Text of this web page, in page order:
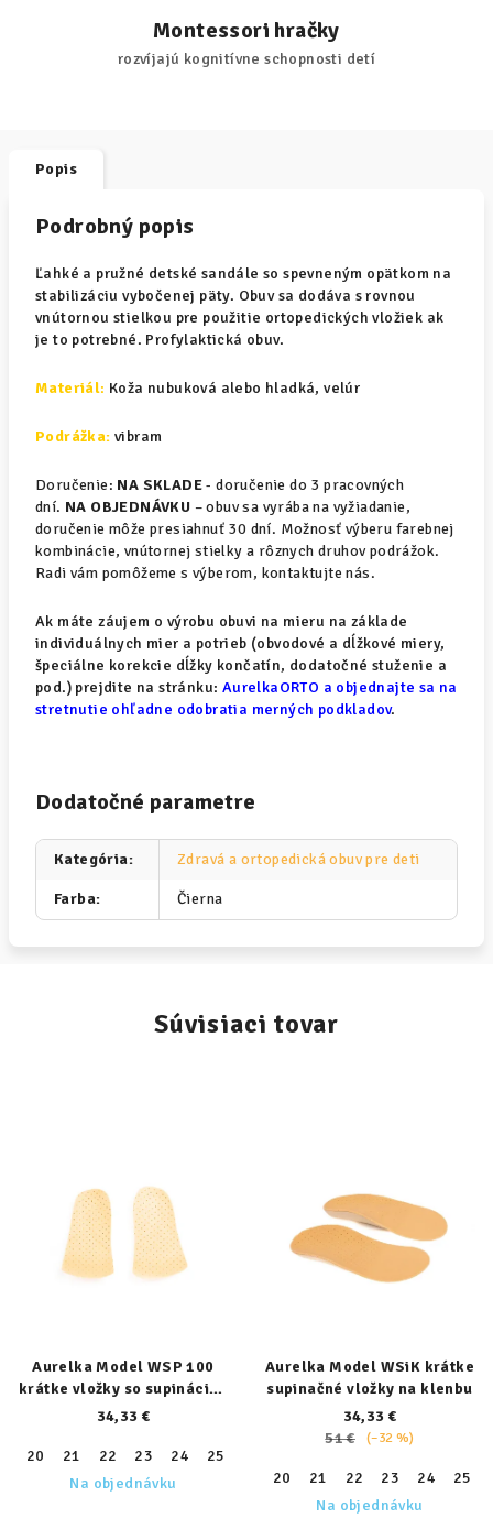
Montessori hračky
rozvíjajú kognitívne schopnosti detí
Popis
Podrobný popis
Ľahké a pružné detské sandále so spevneným opätkom na
stabilizáciu vybočenej päty. Obuv sa dodáva s rovnou
vnútornou stielkou pre použitie ortopedických vložiek ak
je to potrebné. Profylaktická obuv.
Materiál: Koža nubuková alebo hladká, velúr
Podrážka: vibram
Doručenie: NA SKLADE- doručenie do 3 pracovných
dní. NA OBJEDNÁVKU – obuv sa vyrába na vyžiadanie,
doručenie môže presiahnuť 30 dní. Možnosť výberu farebnej
kombinácie, vnútornej stielky a rôznych druhov podrážok.
Radi vám pomôžeme s výberom, kontaktujte nás.
Ak máte záujem o výrobu obuvi na mieru na základe
individuálnych mier a potrieb (obvodové a dĺžkové miery,
špeciálne korekcie dĺžky končatín, dodatočné stuženie a
pod.) prejdite na stránku: AurelkaORTO a objednajte sa na
stretnutie ohľadne odobratia merných podkladov.
Dodatočné parametre
Kategória: Zdravá a ortopedická obuv pre deti
Farba: Čierna
Súvisiaci tovar
Aurelka Model WSP 100
krátke vložky so supináciou
päty
34,33 €
20 21 22 23 24 25
Na objednávku
Aurelka Model WSiK krátke
supinačné vložky na klenbu
34,33 €
51 €
(–32 %)
20 21 22 23 24 25
Na objednávku